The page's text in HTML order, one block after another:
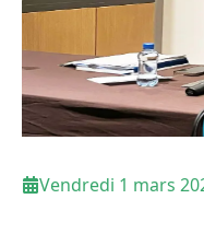
Vendredi 1 mars